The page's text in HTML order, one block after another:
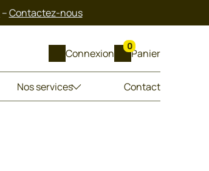
–Contactez-nous
Connexion Panier
0
Nos services Contact